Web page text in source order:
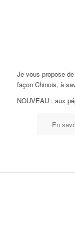
Je vous propose
façon Chinois, à
NOUVEAU : aux
En